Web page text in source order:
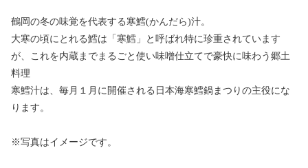
鶴岡の冬の味覚を代表する寒鱈(かんだら)汁。
大寒の頃にとれる鱈は「寒鱈」と呼ばれ特に珍重されています
が、これを内蔵までまるごと使い味噌仕立てで豪快に味わう郷土
料理
寒鱈汁は、毎月１月に開催される日本海寒鱈鍋まつりの主役にな
ります。
※写真はイメージです。